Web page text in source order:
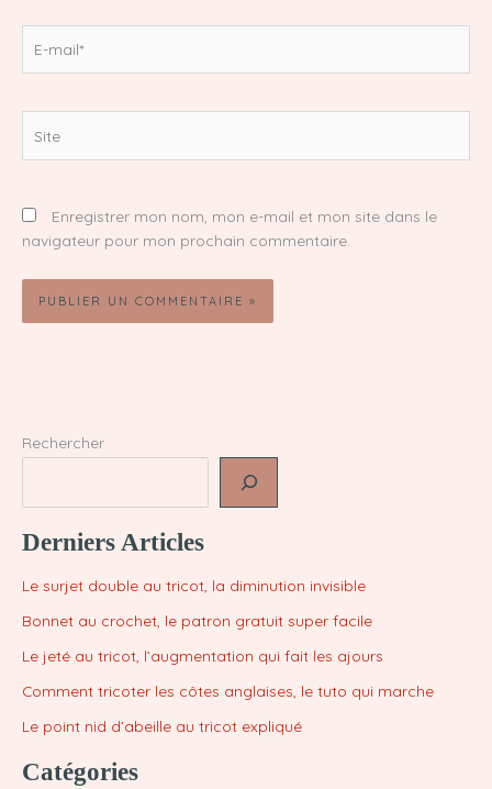
mail*
Enregistrer mon nom, mon e-mail et mon site dans le
navigateur pour mon prochain commentaire.
Rechercher
Derniers Articles
Le surjet double au tricot, la diminution invisible
Bonnet au crochet, le patron gratuit super facile
Le jeté au tricot, l’augmentation qui fait les ajours
Comment tricoter les côtes anglaises, le tuto qui marche
Le point nid d’abeille au tricot expliqué
Catégories